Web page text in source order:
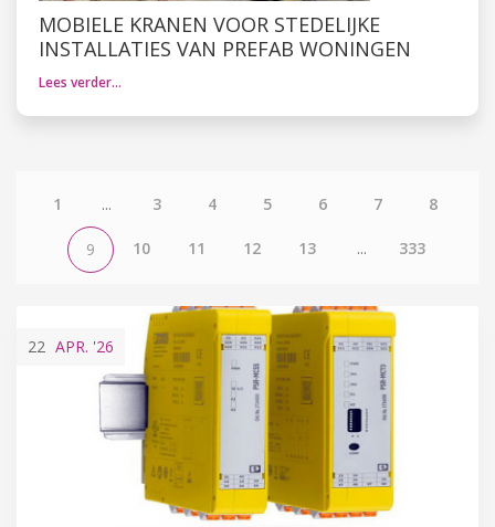
MOBIELE KRANEN VOOR STEDELIJKE
INSTALLATIES VAN PREFAB WONINGEN
Lees verder…
1 ... 3 4 5 6 7 8
9 10 11 12 13 ... 333
22 APR. '26